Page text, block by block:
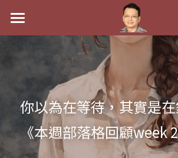
最新消息
關於我
實體經營
祖傳命理
手工印鑑
課程介紹
五行八字學
Blog
你以為在等待，其實是
《本週部落格回顧week
商品分類
八字線上完整班
科學八字推理PDF
《十神高階實戰錄》完整典藏版
1美元超值PDF